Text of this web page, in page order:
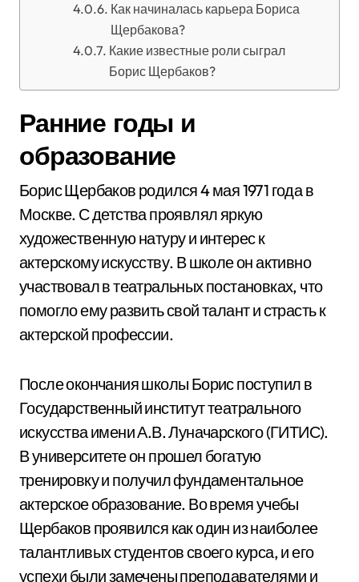
Как начиналась карьера Бориса
Щербакова?
Какие известные роли сыграл
Борис Щербаков?
Ранние годы и
образование
Борис Щербаков родился 4 мая 1971 года в
Москве. С детства проявлял яркую
художественную натуру и интерес к
актерскому искусству. В школе он активно
участвовал в театральных постановках, что
помогло ему развить свой талант и страсть к
актерской профессии.
После окончания школы Борис поступил в
Государственный институт театрального
искусства имени А.В. Луначарского (ГИТИС).
В университете он прошел богатую
тренировку и получил фундаментальное
актерское образование. Во время учебы
Щербаков проявился как один из наиболее
талантливых студентов своего курса, и его
успехи были замечены преподавателями и